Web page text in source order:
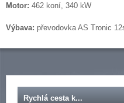
Motor: 462 koní, 340 kW
Výbava: převodovka AS Tronic
Rychlá cesta k...